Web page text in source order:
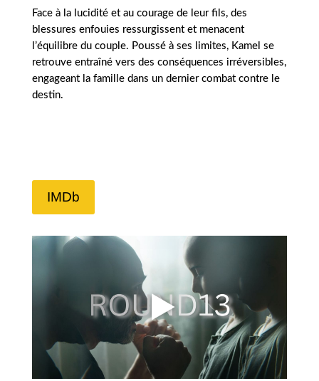
Face à la lucidité et au courage de leur fils, des
blessures enfouies ressurgissent et menacent
l’équilibre du couple. Poussé à ses limites, Kamel se
retrouve entraîné vers des conséquences irréversibles,
engageant la famille dans un dernier combat contre le
destin.
IMDb